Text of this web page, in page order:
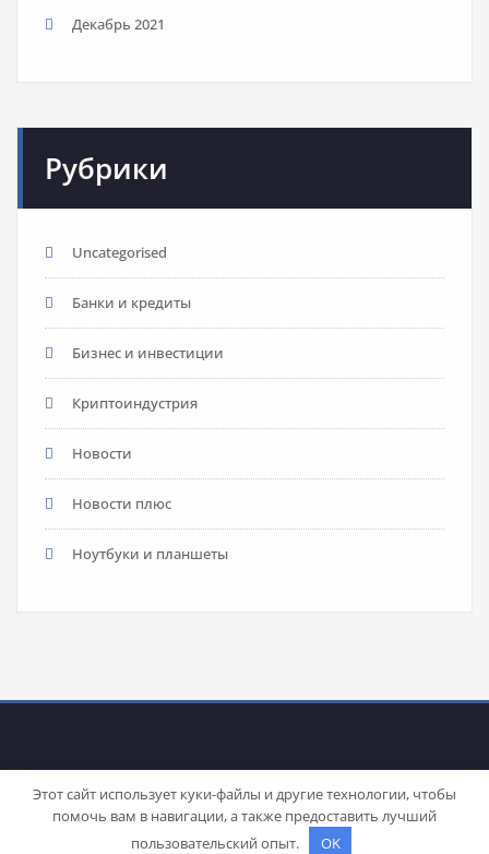
Декабрь 2021
Рубрики
Uncategorised
Банки и кредиты
Бизнес и инвестиции
Криптоиндустрия
Новости
Новости плюс
Ноутбуки и планшеты
WordPress | Theme: Stacyby SpiceThemes
Этот сайт использует куки-файлы и другие технологии, чтобы
помочь вам в навигации, а также предоставить лучший
пользовательский опыт.
OK